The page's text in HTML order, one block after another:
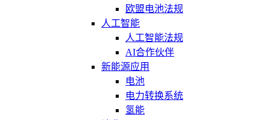
欧盟电池法规
人工智能
人工智能法规
AI合作伙伴
新能源应用
电池
电力转换系统
氢能